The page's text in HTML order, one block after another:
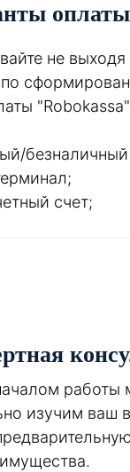
оплаты
не
счет;
работы
изучим ваш